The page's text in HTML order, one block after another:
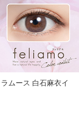
ムース 白石麻衣イ